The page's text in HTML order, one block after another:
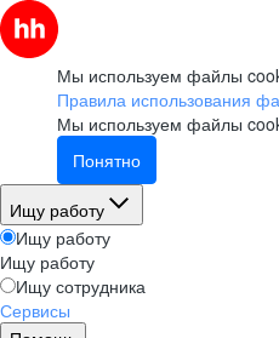
Мы используем файлы
Правила использования
Мы используем файлы
Понятно
Ищу работу
Ищу работу
Ищу работу
Ищу сотрудника
Сервисы